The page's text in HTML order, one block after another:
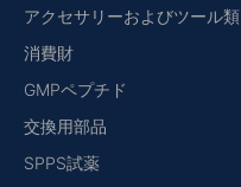
アクセサリーおよびツール類
消費財
GMPペプチド
交換用部品
SPPS試薬